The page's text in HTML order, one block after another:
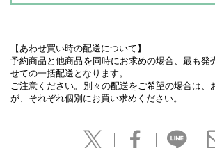
【あわせ買い時の配送について】
予約商品と他商品を同時にお求めの場合、最も発
せての一括配送となります。
ご注意ください。別々の配送をご希望の場合は、
が、それぞれ個別にお買い求めください。